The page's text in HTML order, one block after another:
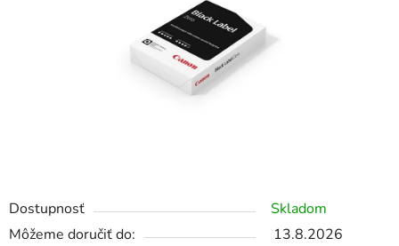
Dostupnosť
Skladom
Môžeme doručiť do:
13.8.2026